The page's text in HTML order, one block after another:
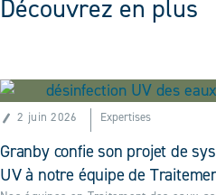
Découvrez en plus
2 juin 2026 Expertises
Granby confie son projet de
UV à notre équipe de